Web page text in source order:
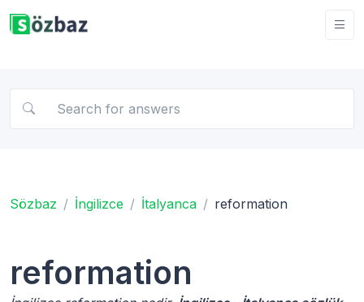
Sözbaz İngilizce İtalyanca reformation
reformation